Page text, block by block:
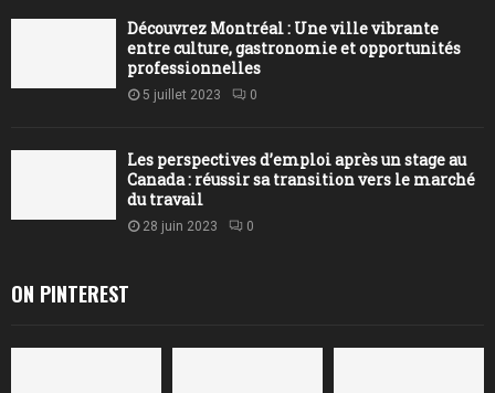
Découvrez Montréal : Une ville vibrante
entre culture, gastronomie et opportunités
professionnelles
5 juillet 2023 0
Les perspectives d’emploi après un stage au
Canada : réussir sa transition vers le marché
du travail
28 juin 2023 0
ON PINTEREST